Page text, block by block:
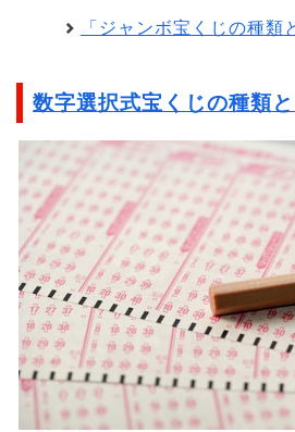
「ジャンボ宝くじの種類
数字選択式宝くじの種類